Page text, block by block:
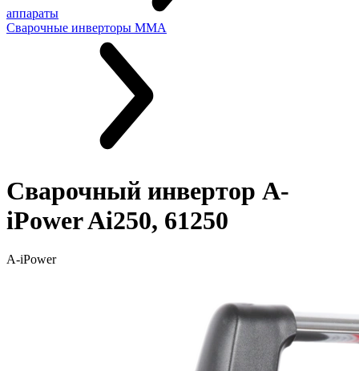
аппараты
Сварочные инверторы MMA
Сварочный инвертор A-
iPower Ai250, 61250
A-iPower